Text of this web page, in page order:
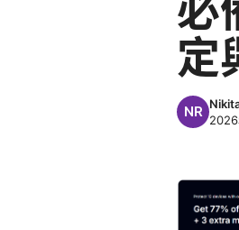
定
2026